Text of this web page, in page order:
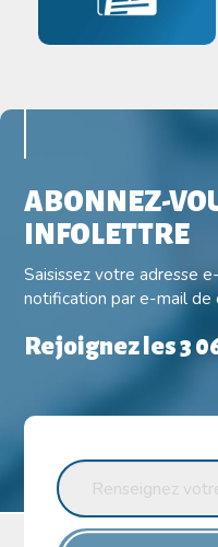
ABONNEZ-
INFOLETTRE
Saisissez votre adresse
notification par e-mail de
Rejoignez les 3